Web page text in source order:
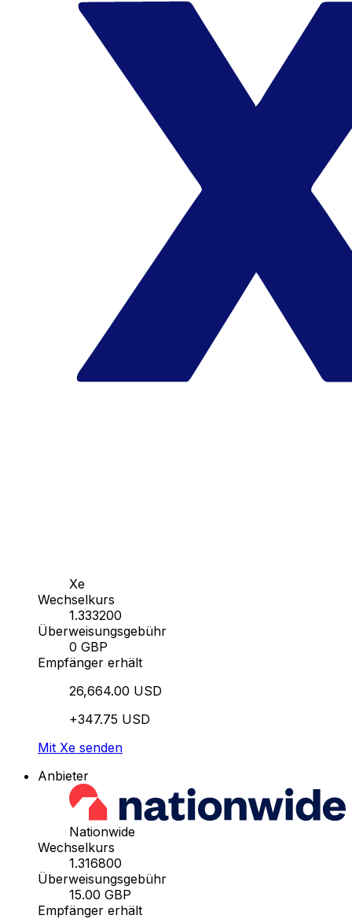
Xe
Wechselkurs
1.333200
Überweisungsgebühr
0 GBP
Empfänger erhält
26,664.00 USD
+347.75 USD
Mit Xe senden
Anbieter
Nationwide
Wechselkurs
1.316800
Überweisungsgebühr
15.00 GBP
Empfänger erhält